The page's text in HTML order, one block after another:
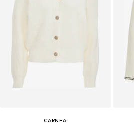
CARNEA